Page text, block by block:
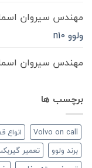
مهندس سیروان
ولوو n10
مهندس سیروان
برچسب ها
Volvo on call انواع
برند ولوو
تعمیر